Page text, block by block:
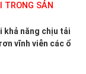
TRONG SẢN
năng chịu tải
vĩnh viễn các ổ